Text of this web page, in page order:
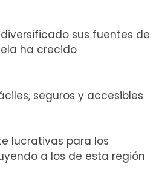
sus fuentes de
ha crecido
seguros y accesibles
lucrativas para los
a los de esta región